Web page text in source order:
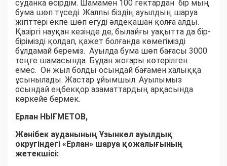
суданка өсірдім. Шамамен 100 гектардан бір мың
бума шөп түседі. Жалпы біздің ауылдың шаруа
жігіттері екпе шөп егуді әлдеқашан қолға алды.
Қазіргі науқан кезінде де, былайғы уақытта да бір-
бірімізді қолдап, қажет болғанда көмегімізді
бұлдамай береміз. Ауылда бума шөп бағасы 3000
теңге шамасында. Бұдан жоғары көтерілген
емес. Он жыл болды осындай бағамен халыққа
ұсынылады. Жастар ұйымшыл. Ауылымыз
осындай еңбекқор азаматтардың арқасында
көркейе бермек.
Ерлан НЫҒМЕТОВ,
Жәнібек ауданының Ұзынкөл ауылдық
округіндегі «Ерлан» шаруа қожалығының
жетекшісі: